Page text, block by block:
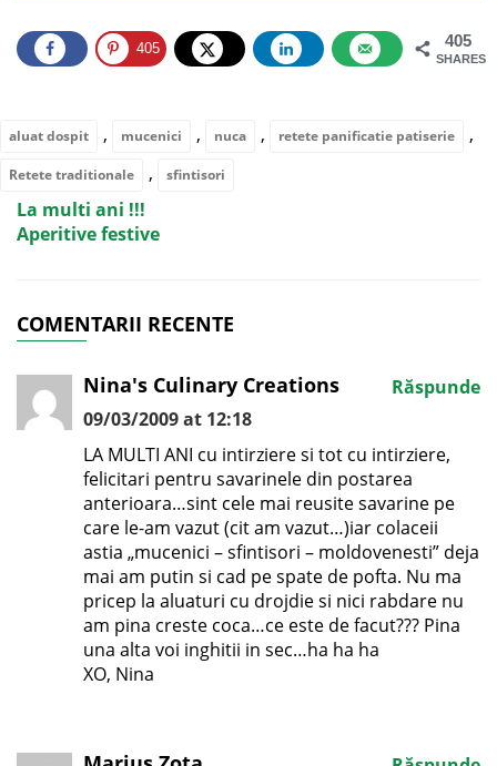
405
SHARES
405
aluat dospit , mucenici , nuca , retete panificatie patiserie ,
Retete traditionale , sfintisori
La multi ani !!!
Aperitive festive
COMENTARII RECENTE
Nina's Culinary Creations
09/03/2009 at 12:18
LA MULTI ANI cu intirziere si tot cu intirziere,
felicitari pentru savarinele din postarea
anterioara…sint cele mai reusite savarine pe
care le-am vazut (cit am vazut…)iar colaceii
astia „mucenici – sfintisori – moldovenesti” deja
mai am putin si cad pe spate de pofta. Nu ma
pricep la aluaturi cu drojdie si nici rabdare nu
am pina creste coca…ce este de facut??? Pina
una alta voi inghitii in sec…ha ha ha
XO, Nina
Răspunde